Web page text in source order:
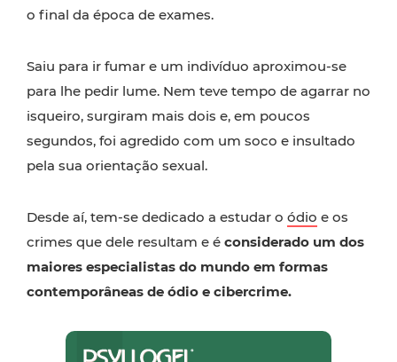
o final da época de exames.
Saiu para ir fumar e um indivíduo aproximou-se
para lhe pedir lume. Nem teve tempo de agarrar no
isqueiro, surgiram mais dois e, em poucos
segundos, foi agredido com um soco e insultado
pela sua orientação sexual.
Desde aí, tem-se dedicado a estudar o ódio e os
crimes que dele resultam e é considerado um dos
maiores especialistas do mundo em formas
contemporâneas de ódio e cibercrime.